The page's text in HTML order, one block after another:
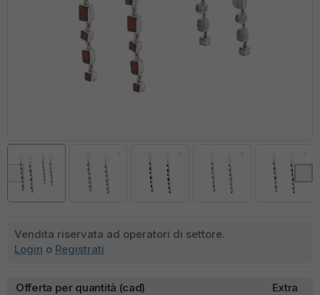
Vendita riservata ad operatori di settore.
Login o Registrati
Offerta per quantità (cad) Extra